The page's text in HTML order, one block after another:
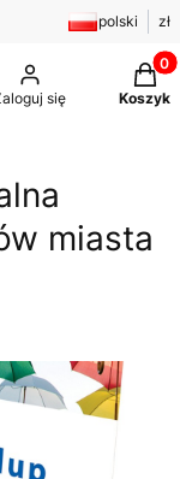
polski zł
się Koszyk
miasta